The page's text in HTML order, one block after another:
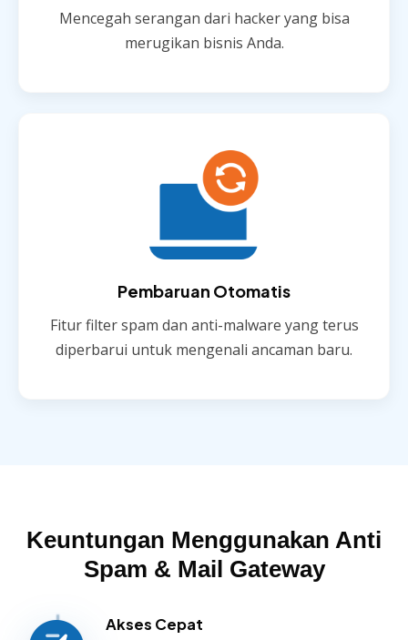
Mencegah serangan dari hacker yang bisa
merugikan bisnis Anda.
Pembaruan Otomatis
Fitur filter spam dan anti-malware yang terus
diperbarui untuk mengenali ancaman baru.
Keuntungan Menggunakan Anti
Spam & Mail Gateway
Akses Cepat